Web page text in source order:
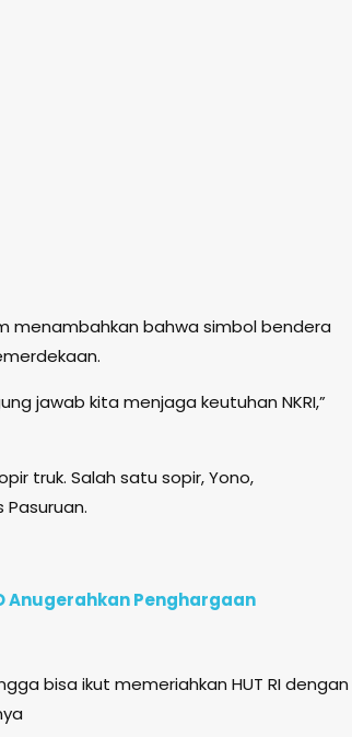
menambahkan bahwa simbol bendera
jawab kita menjaga keutuhan NKRI,”
truk. Salah satu sopir, Yono,
Anugerahkan Penghargaan
bisa ikut memeriahkan HUT RI dengan